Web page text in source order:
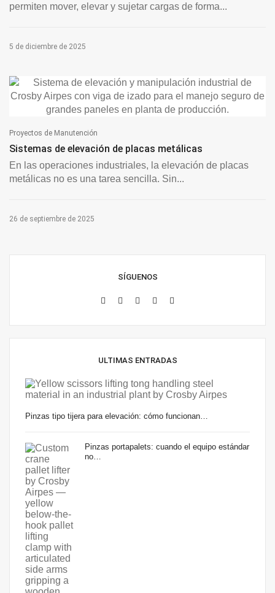
permiten mover, elevar y sujetar cargas de forma...
5 de diciembre de 2025
Proyectos de Manutención
Sistemas de elevación de placas metálicas
En las operaciones industriales, la elevación de placas
metálicas no es una tarea sencilla. Sin...
26 de septiembre de 2025
SÍGUENOS
ULTIMAS ENTRADAS
Pinzas tipo tijera para elevación: cómo funcionan…
Pinzas portapalets: cuando el equipo estándar
no…